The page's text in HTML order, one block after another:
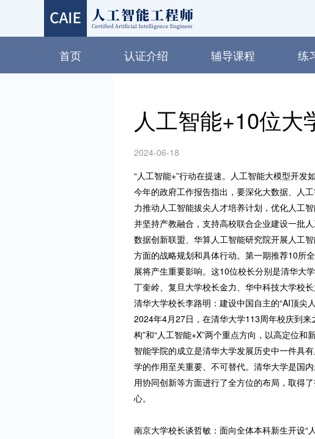
首页 认证介绍 辅导课程 练
人工智能+10位
2024-06-18
“人工智能+”行动在提速。人工智能大模型开发
今年的政府工作报告指出，要深化大数据、人
力推动人工智能拔尖人才培养计划，优化人工
并坚持产教融合，支持高校联合企业建设一批
数据创新联盟、华算人工智能研究院开展人工
方面的战略规划和具体行动。第一期推荐10所
展将产生重要影响。这10位校长分别是清华大
丁奎岭、复旦大学校长金力、华中科技大学校
清华大学校长李路明：建设中国自主的“AI顶尖
2024年4月27日，在清华大学113周年校庆到
构”和“人工智能+X”两个重点方向，以高定位
智能学院的成立是清华大学发展历史中一件具
学的作用至关重要、不可替代。清华大学是国
用协同创新等方面进行了全方位的布局，取得
心。
南京大学校长谈哲敏：面向全体本科新生开设“